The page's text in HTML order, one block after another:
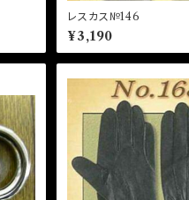
レスカス№146
¥3,190